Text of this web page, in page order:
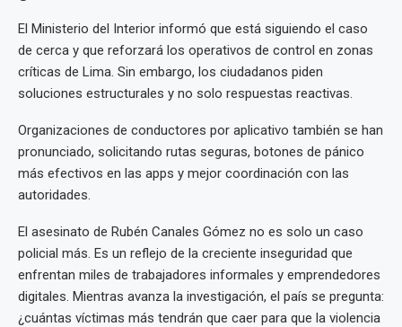
El Ministerio del Interior informó que está siguiendo el caso
de cerca y que reforzará los operativos de control en zonas
críticas de Lima. Sin embargo, los ciudadanos piden
soluciones estructurales y no solo respuestas reactivas.
Organizaciones de conductores por aplicativo también se han
pronunciado, solicitando rutas seguras, botones de pánico
más efectivos en las apps y mejor coordinación con las
autoridades.
El asesinato de Rubén Canales Gómez no es solo un caso
policial más. Es un reflejo de la creciente inseguridad que
enfrentan miles de trabajadores informales y emprendedores
digitales. Mientras avanza la investigación, el país se pregunta:
¿cuántas víctimas más tendrán que caer para que la violencia